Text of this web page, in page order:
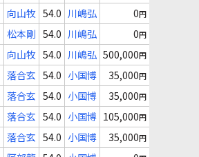
向山牧 54.0 川嶋弘 0円
松本剛 54.0 川嶋弘 0円
向山牧 54.0 川嶋弘 500,000円
落合玄 54.0 小国博 35,000円
落合玄 54.0 小国博 35,000円
落合玄 54.0 小国博 105,000円
落合玄 54.0 小国博 35,000円